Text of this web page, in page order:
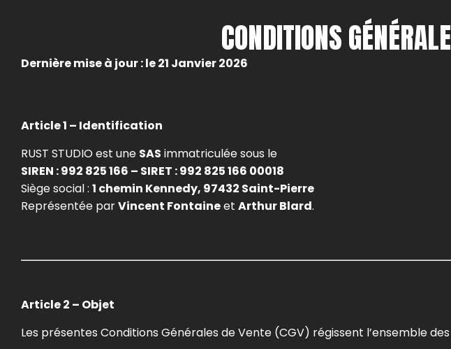
CONDITIONS
Dernière mise à jour : le 21 Janvier 2026
Article 1 – Identification
RUST STUDIO est une SAS immatriculée sous le
SIREN : 992 825 166 – SIRET : 992 825 166 00018
Siège social : 1 chemin Kennedy, 97432 Saint-Pierre
Représentée parVincent Fontaineet Arthur Blard.
Article 2 – Objet
Les présentes Conditions Générales de Vente (CGV) régissent l’ensemble